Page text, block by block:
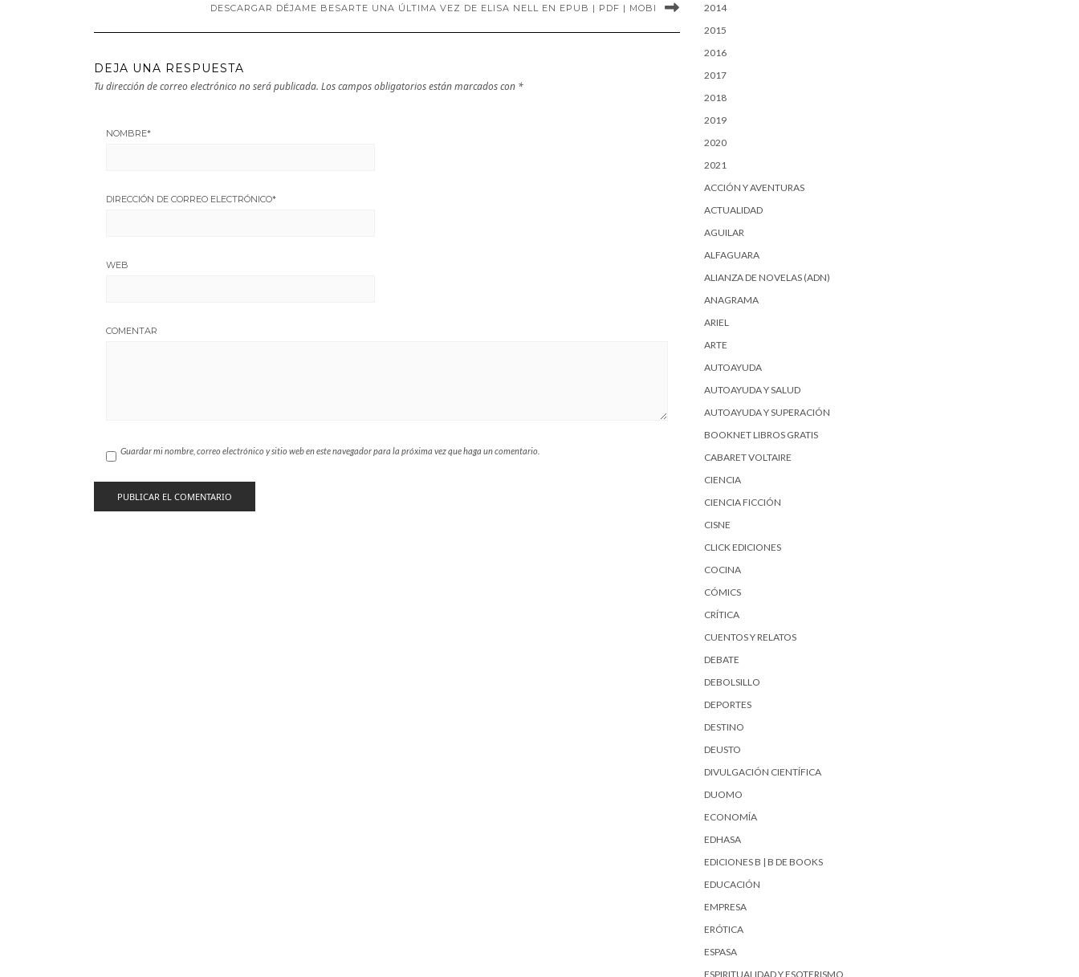
DESCARGAR DÉJAME BESARTE UNA ÚLTIMA VEZ DE ELISA NELL EN EPUB | PDF | MOBI
DEJA UNA RESPUESTA
Tu dirección de correo electrónico no será publicada. Los campos obligatorios están marcados con *
NOMBRE*
DIRECCIÓN DE CORREO ELECTRÓNICO*
WEB
COMENTAR
Guardar mi nombre, correo electrónico y sitio web en este navegador para la próxima vez que haga un comentario.
2014
2015
2016
2017
2018
2019
2020
2021
ACCIÓN Y AVENTURAS
ACTUALIDAD
AGUILAR
ALFAGUARA
ALIANZA DE NOVELAS (ADN)
ANAGRAMA
ARIEL
ARTE
AUTOAYUDA
AUTOAYUDA Y SALUD
AUTOAYUDA Y SUPERACIÓN
BOOKNET LIBROS GRATIS
CABARET VOLTAIRE
CIENCIA
CIENCIA FICCIÓN
CISNE
CLICK EDICIONES
COCINA
CÓMICS
CRÍTICA
CUENTOS Y RELATOS
DEBATE
DEBOLSILLO
DEPORTES
DESTINO
DEUSTO
DIVULGACIÓN CIENTÍFICA
DUOMO
ECONOMÍA
EDHASA
EDICIONES B | B DE BOOKS
EDUCACIÓN
EMPRESA
ERÓTICA
ESPASA
ESPIRITUALIDAD Y ESOTERISMO